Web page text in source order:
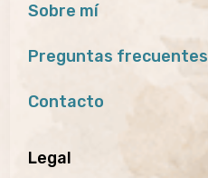
Sobre mí
Preguntas frecuentes
Contacto
Legal